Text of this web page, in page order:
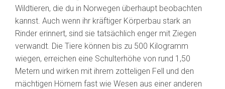
Wildtieren, die du in Norwegen überhaupt beobachten
kannst. Auch wenn ihr kräftiger Körperbau stark an
Rinder erinnert, sind sie tatsächlich enger mit Ziegen
verwandt. Die Tiere können bis zu 500 Kilogramm
wiegen, erreichen eine Schulterhöhe von rund 1,50
Metern und wirken mit ihrem zotteligen Fell und den
mächtigen Hörnern fast wie Wesen aus einer anderen